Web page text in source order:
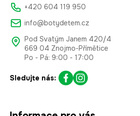
+420 604 119 950
info@botydetem.cz
Pod Svatým Janem 420/4
669 04 Znojmo-Přímětice
Po - Pá: 9:00 - 17:00
Sledujte nás: